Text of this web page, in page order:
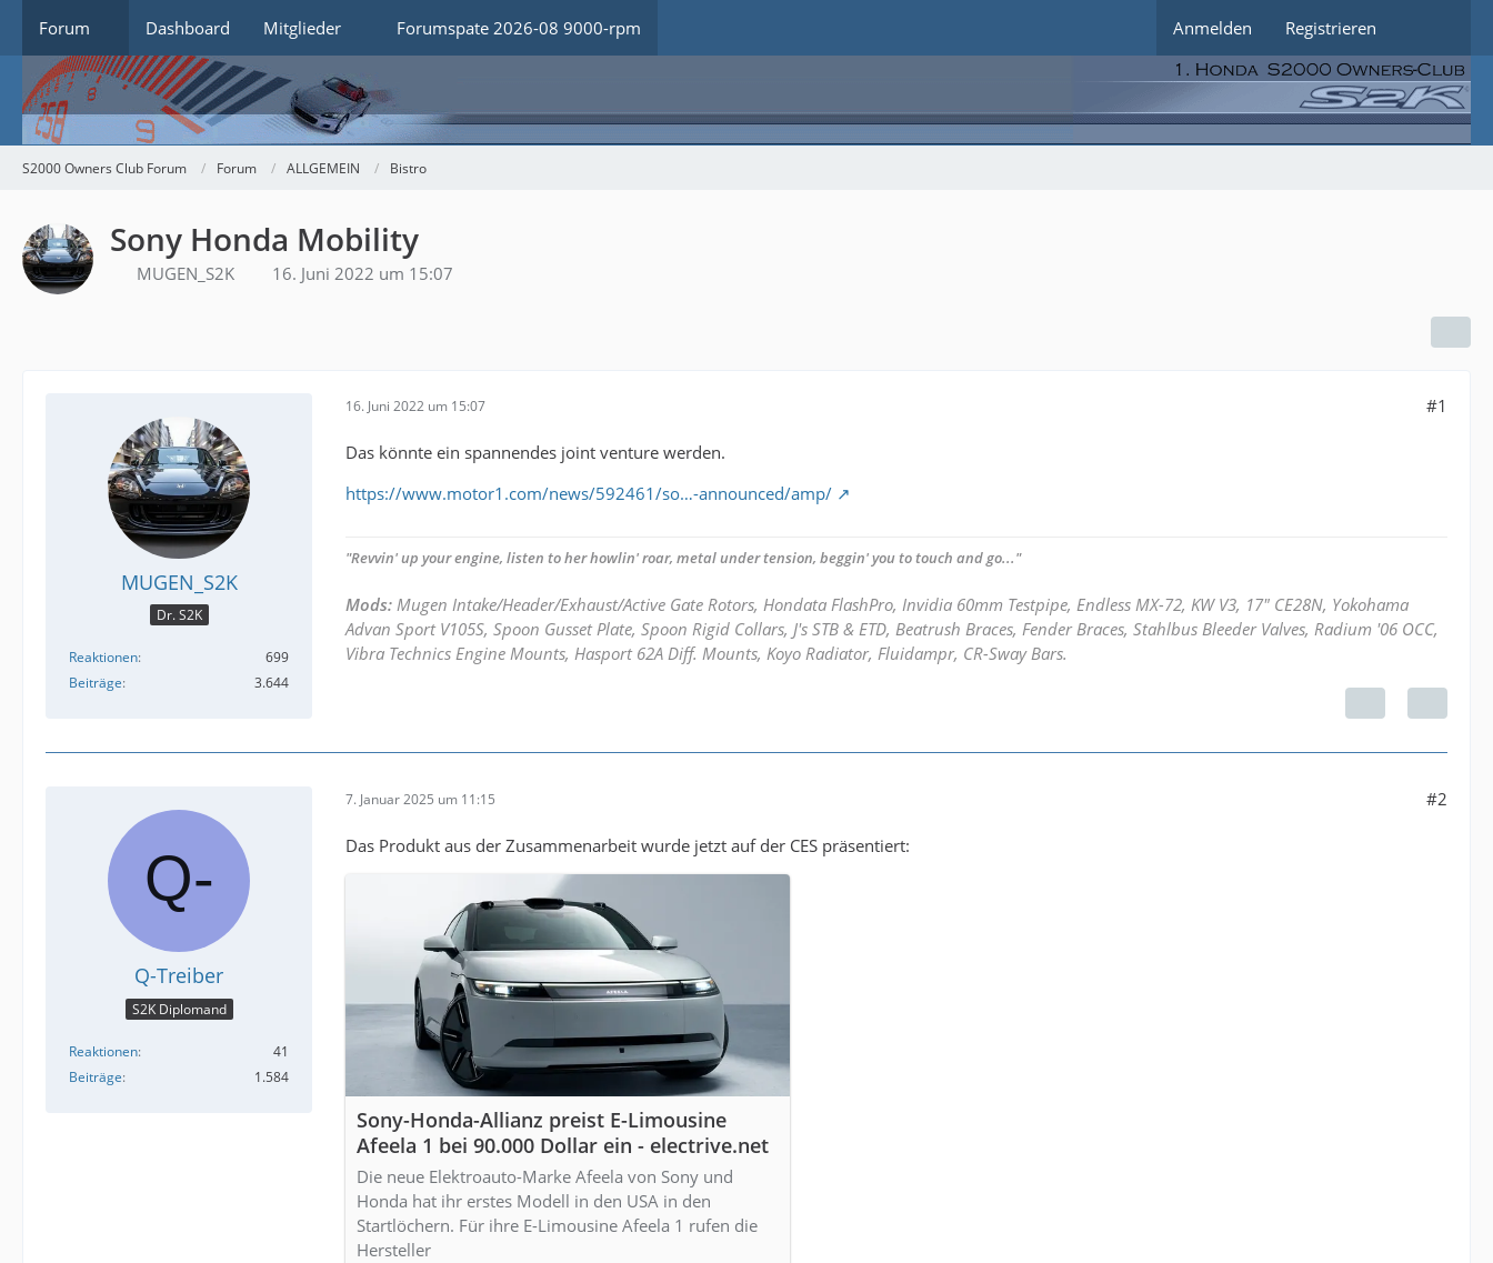
Forum Dashboard Mitglieder Forumspate 2026-08 9000-rpm Anmelden Registrieren
S2000 Owners Club Forum Forum ALLGEMEIN Bistro
Sony Honda Mobility
MUGEN_S2K 16. Juni 2022 um 15:07
MUGEN_S2K
Dr. S2K
Reaktionen
699
Beiträge
3.644
16. Juni 2022 um 15:07 #1
Das könnte ein spannendes joint venture werden.
https://www.motor1.com/news/592461/so…-announced/amp/
"Revvin' up your engine, listen to her howlin' roar, metal under tension, beggin' you to touch and go..."
Mods: Mugen Intake/Header/Exhaust/Active Gate Rotors, Hondata FlashPro, Invidia 60mm Testpipe, Endless MX-72, KW V3, 17" CE28N, Yokohama
Advan Sport V105S, Spoon Gusset Plate, Spoon Rigid Collars, J's STB & ETD, Beatrush Braces, Fender Braces, Stahlbus Bleeder Valves, Radium '06 OCC,
Vibra Technics Engine Mounts, Hasport 62A Diff. Mounts, Koyo Radiator, Fluidampr, CR-Sway Bars.
Q-Treiber
S2K Diplomand
Reaktionen
41
Beiträge
1.584
7. Januar 2025 um 11:15 #2
Das Produkt aus der Zusammenarbeit wurde jetzt auf der CES präsentiert:
Sony-Honda-Allianz preist E-Limousine
Afeela 1 bei 90.000 Dollar ein - electrive.net
Die neue Elektroauto-Marke Afeela von Sony und
Honda hat ihr erstes Modell in den USA in den
Startlöchern. Für ihre E-Limousine Afeela 1 rufen die
Hersteller